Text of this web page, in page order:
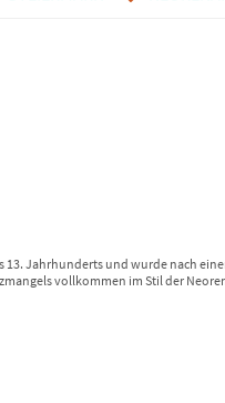
13. Jahrhunderts und wurde nach
vollkommen im Stil der